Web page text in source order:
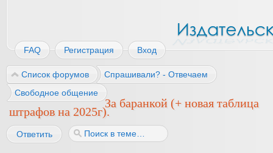
FAQ Регистрация Вход
Список форумов
Спрашивали? - Отвечаем
Свободное общение
За баранкой (+ новая таблица
штрафов на 2025г).
Ответить